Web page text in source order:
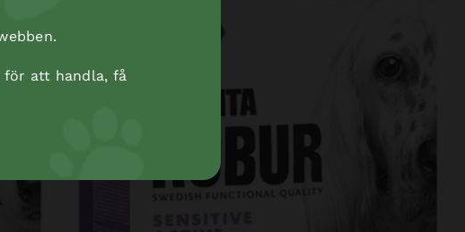
för att handla, få